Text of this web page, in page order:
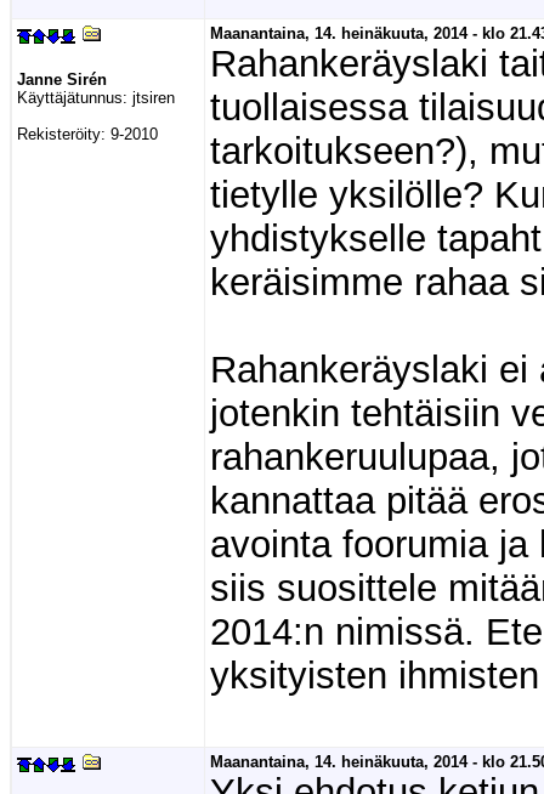
Janne Sirén
Käyttäjätunnus: jtsiren
Rekisteröity: 9-2010
Maanantaina, 14. heinäkuuta, 2014 - klo
Rahankeräyslaki
tuollaisessa
tarkoitukseen?),
tietylle yksilölle?
yhdistykselle
keräisimme rahaa
Rahankeräyslaki
jotenkin tehtäisiin
rahankeruulupaa,
kannattaa pitää
avointa foorumia
siis suosittele
2014:n nimissä.
yksityisten
Maanantaina, 14. heinäkuuta, 2014 - klo